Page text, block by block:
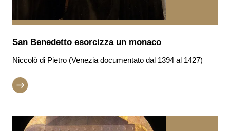
San Benedetto esorcizza un monaco
Niccolò di Pietro (Venezia documentato dal 1394 al 1427)